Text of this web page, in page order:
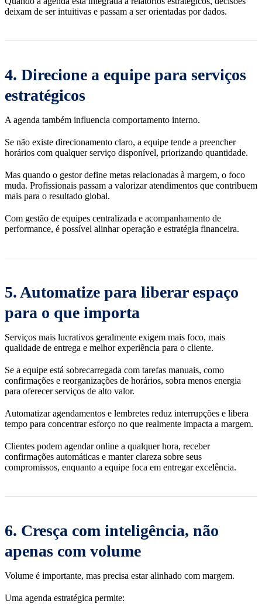
deixam de ser intuitivas e passam a ser orientadas por dados.
4. Direcione a equipe para serviços
estratégicos
A agenda também influencia comportamento interno.
Se não existe direcionamento claro, a equipe tende a preencher
horários com qualquer serviço disponível, priorizando quantidade.
Mas quando o gestor define metas relacionadas à margem, o foco
muda. Profissionais passam a valorizar atendimentos que contribuem
mais para o resultado global.
Com gestão de equipes centralizada e acompanhamento de
performance, é possível alinhar operação e estratégia financeira.
5. Automatize para liberar espaço
para o que importa
Serviços mais lucrativos geralmente exigem mais foco, mais
qualidade de entrega e melhor experiência para o cliente.
Se a equipe está sobrecarregada com tarefas manuais, como
confirmações e reorganizações de horários, sobra menos energia
para oferecer serviços de alto valor.
Automatizar agendamentos e lembretes reduz interrupções e libera
tempo para concentrar esforço no que realmente impacta a margem.
Clientes podem agendar online a qualquer hora, receber
confirmações automáticas e manter clareza sobre seus
compromissos, enquanto a equipe foca em entregar excelência.
6. Cresça com inteligência, não
apenas com volume
Volume é importante, mas precisa estar alinhado com margem.
Uma agenda estratégica permite: